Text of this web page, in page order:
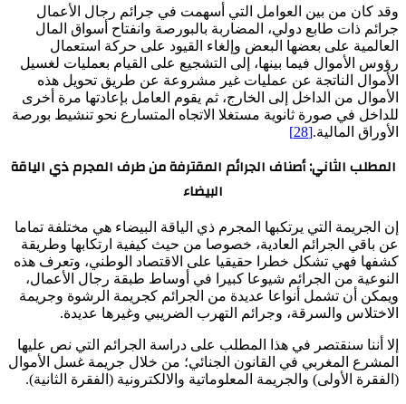
وقد كان من بين العوامل التي أسهمت في جرائم رجال الأعمال
جرائم ذات طابع دولي، المضاربة بالبورصة وانفتاح أسواق المال
العالمية على بعضها البعض وإلغاء القيود على حركة استعمال
رؤوس الأموال فيما بينها، إلى التشجيع على القيام بعمليات لغسيل
الأموال الناتجة عن عمليات غير مشروعة عن طريق تحويل هذه
الأموال من الداخل إلى الخارج، ثم يقوم العامل بإعادتها مرة أخرى
للداخل في صورة ثانوية مستغلا الاتجاه المتسارع نحو تنشيط بورصة
الأوراق المالية.[28]
المطلب الثاني: أصناف الجرائم المقترفة من طرف المجرم ذي الياقة
البيضاء
إن الجريمة التي يرتكبها المجرم ذي الياقة البيضاء هي مختلفة تماما
عن باقي الجرائم العادية، خصوصا من حيث كيفية ارتكابها وطريقة
كشفها فهي تشكل خطرا حقيقيا على الاقتصاد الوطني، وتعرف هذه
النوعية من الجرائم شيوعا كبيرا في أوساط طبقة رجال الأعمال،
ويمكن أن تشمل أنواعا عديدة من الجرائم كجريمة الرشوة وجريمة
الاختلاس والسرقة، وجرائم التهرب الضريبي وغيرها عديدة.
إلا أننا سنقتصر في هذا المطلب على دراسة الجرائم التي نص عليها
المشرع المغربي في القانون الجنائي؛ من خلال جريمة غسل الأموال
(الفقرة الأولى) والجريمة المعلوماتية والالكترونية (الفقرة الثانية).